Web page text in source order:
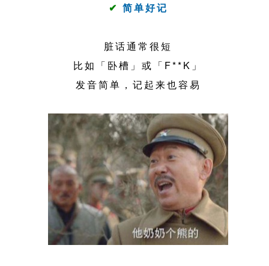
✔ 简单好记
脏话通常很短
比如「卧槽」或「F**K」
发音简单，记起来也容易